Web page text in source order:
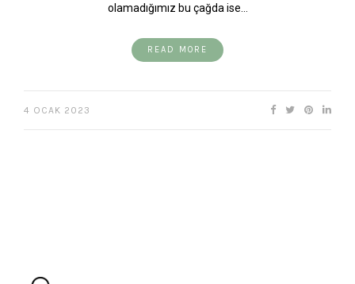
olamadığımız bu çağda ise…
READ MORE
4 OCAK 2023